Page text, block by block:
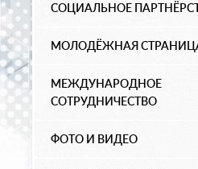
СОЦИАЛЬНОЕ
МОЛОДЁЖНАЯ
МЕЖДУНАРОДНОЕ
СОТРУДНИЧЕСТВО
ФОТО И ВИДЕО